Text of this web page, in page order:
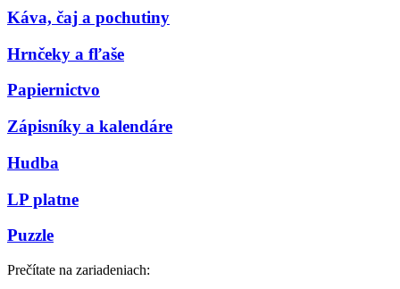
Káva, čaj a pochutiny
Hrnčeky a fľaše
Papiernictvo
Zápisníky a kalendáre
Hudba
LP platne
Puzzle
Prečítate na zariadeniach: